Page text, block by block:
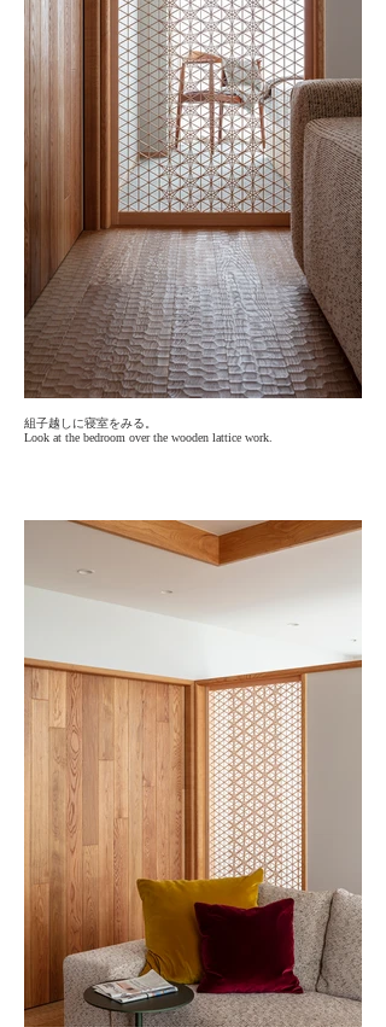
組子越しに寝室をみる。
Look at the bedroom over the wooden lattice work.